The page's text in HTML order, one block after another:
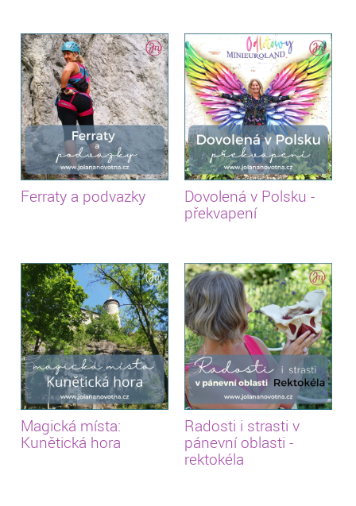
Ferraty a podvazky
Dovolená v Polsku -
překvapení
Magická místa:
Kunětická hora
Radosti i strasti v
pánevní oblasti -
rektokéla